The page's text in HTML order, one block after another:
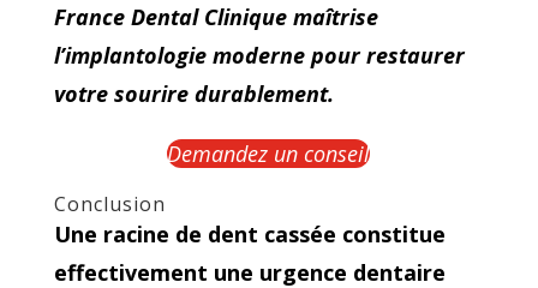
France Dental Clinique maîtrise
l’implantologie moderne pour restaurer
votre sourire durablement.
Demandez un conseil
Conclusion
Une racine de dent cassée constitue
effectivement une urgence dentaire